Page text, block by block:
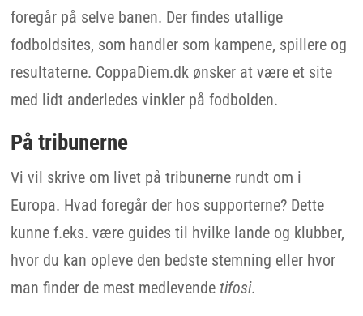
foregår på selve banen. Der findes utallige
fodboldsites, som handler som kampene, spillere og
resultaterne. CoppaDiem.dk ønsker at være et site
med lidt anderledes vinkler på fodbolden.
På tribunerne
Vi vil skrive om livet på tribunerne rundt om i
Europa. Hvad foregår der hos supporterne? Dette
kunne f.eks. være guides til hvilke lande og klubber,
hvor du kan opleve den bedste stemning eller hvor
man finder de mest medlevende tifosi.